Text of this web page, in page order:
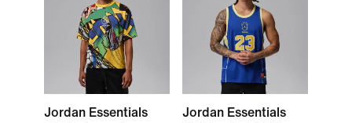
Jordan Essentials
Jordan Essentials